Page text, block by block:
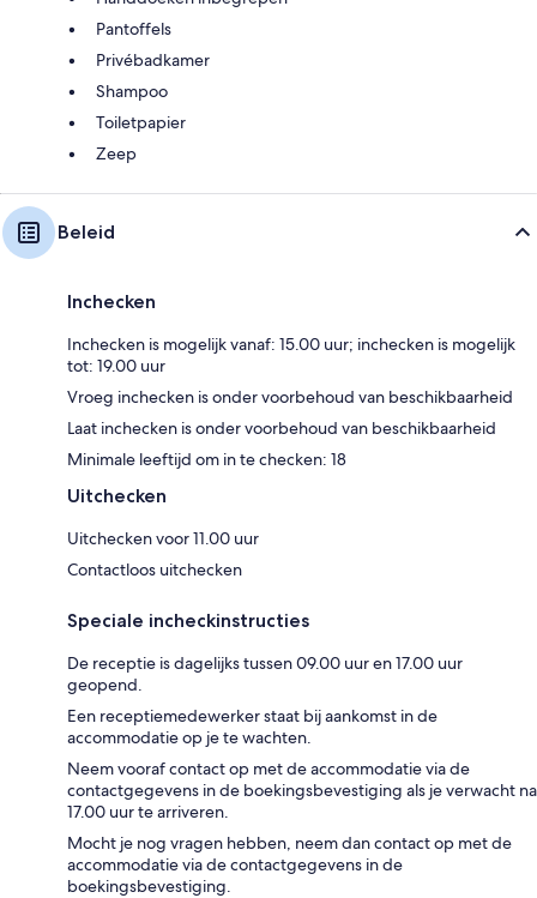
Pantoffels
Privébadkamer
Shampoo
Toiletpapier
Zeep
Beleid
Inchecken
Inchecken is mogelijk vanaf: 15.00 uur; inchecken is mogelijk
tot: 19.00 uur
Vroeg inchecken is onder voorbehoud van beschikbaarheid
Laat inchecken is onder voorbehoud van beschikbaarheid
Minimale leeftijd om in te checken: 18
Uitchecken
Uitchecken voor 11.00 uur
Contactloos uitchecken
Speciale incheckinstructies
De receptie is dagelijks tussen 09.00 uur en 17.00 uur
geopend.
Een receptiemedewerker staat bij aankomst in de
accommodatie op je te wachten.
Neem vooraf contact op met de accommodatie via de
contactgegevens in de boekingsbevestiging als je verwacht na
17.00 uur te arriveren.
Mocht je nog vragen hebben, neem dan contact op met de
accommodatie via de contactgegevens in de
boekingsbevestiging.